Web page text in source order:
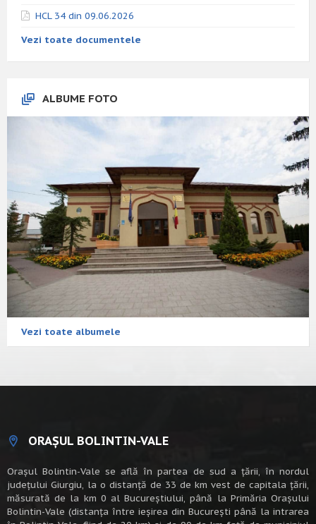
HCL 34 din 09.06.2026
Vezi toate documentele
ALBUME FOTO
Vezi toate albumele
ORAȘUL BOLINTIN-VALE
Oraşul Bolintin-Vale se află în partea de sud a ţării, în nordul
judeţului Giurgiu, la o distanţă de 33 de km vest de capitala țării,
măsurată de la km 0 al Bucureștiului, până la Primăria Orașului
Bolintin-Vale (distanța între ieșirea din București până la intrarea